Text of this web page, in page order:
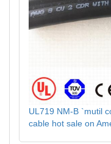
UL719 NM-B `mutil
cable hot sale on